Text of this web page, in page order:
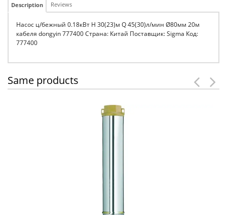
Description Reviews
Насос ц/бежный 0.18кВт H 30(23)м Q 45(30)л/мин Ø80мм 20м
кабеля dongyin 777400 Страна: Китай Поставщик: Sigma Код:
777400
Same products